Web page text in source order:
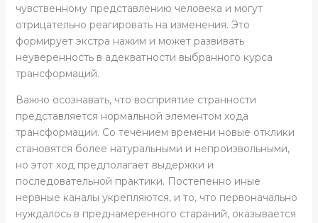
чувственному представлению человека и могут
отрицательно реагировать на изменения. Это
формирует экстра нажим и может развивать
неуверенность в адекватности выбранного курса
трансформаций.
Важно осознавать, что восприятие странности
представляется нормальной элементом хода
трансформации. Со течением времени новые отклики
становятся более натуральными и непроизвольными,
но этот ход предполагает выдержки и
последовательной практики. Постепенно иные
нервные каналы укрепляются, и то, что первоначально
нуждалось в преднамеренного стараний, оказывается